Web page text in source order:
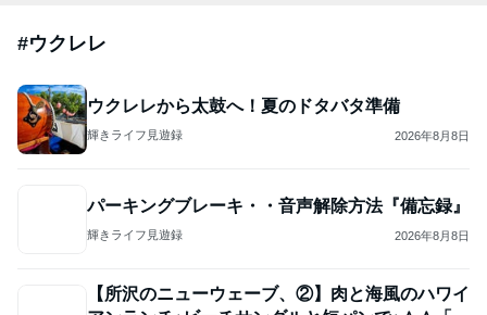
#ウクレレ
ウクレレから太鼓へ！夏のドタバタ準備
輝きライフ見遊録 2026年8月8日
パーキングブレーキ・・音声解除方法『備忘録』
輝きライフ見遊録 2026年8月8日
【所沢のニューウェーブ、②】肉と海風のハワイ